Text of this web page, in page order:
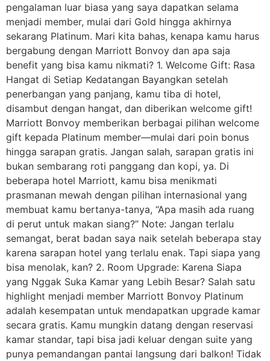
pengalaman luar biasa yang saya dapatkan selama
menjadi member, mulai dari Gold hingga akhirnya
sekarang Platinum. Mari kita bahas, kenapa kamu harus
bergabung dengan Marriott Bonvoy dan apa saja
benefit yang bisa kamu nikmati? 1. Welcome Gift: Rasa
Hangat di Setiap Kedatangan Bayangkan setelah
penerbangan yang panjang, kamu tiba di hotel,
disambut dengan hangat, dan diberikan welcome gift!
Marriott Bonvoy memberikan berbagai pilihan welcome
gift kepada Platinum member—mulai dari poin bonus
hingga sarapan gratis. Jangan salah, sarapan gratis ini
bukan sembarang roti panggang dan kopi, ya. Di
beberapa hotel Marriott, kamu bisa menikmati
prasmanan mewah dengan pilihan internasional yang
membuat kamu bertanya-tanya, “Apa masih ada ruang
di perut untuk makan siang?” Note: Jangan terlalu
semangat, berat badan saya naik setelah beberapa stay
karena sarapan hotel yang terlalu enak. Tapi siapa yang
bisa menolak, kan? 2. Room Upgrade: Karena Siapa
yang Nggak Suka Kamar yang Lebih Besar? Salah satu
highlight menjadi member Marriott Bonvoy Platinum
adalah kesempatan untuk mendapatkan upgrade kamar
secara gratis. Kamu mungkin datang dengan reservasi
kamar standar, tapi bisa jadi keluar dengan suite yang
punya pemandangan pantai langsung dari balkon! Tidak